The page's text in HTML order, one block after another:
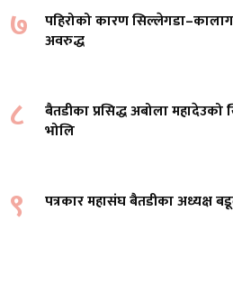
७
पहिरोको कारण
अवरुद्ध
८
बैतडीका प्रसिद्ध अबोला महादेउको
भोलि
९ पत्रकार महासंघ बैतडीका अध्यक्ष